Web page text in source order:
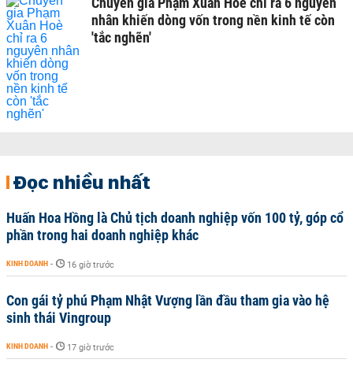
nhân khiến dòng vốn trong nền kinh tế còn
'tắc nghẽn'
Đọc nhiều nhất
Huấn Hoa Hồng là Chủ tịch doanh nghiệp vốn 100 tỷ, góp cổ
phần trong hai doanh nghiệp khác
KINH DOANH - 16 giờ trước
Con gái tỷ phú Phạm Nhật Vượng lần đầu tham gia vào hệ
sinh thái Vingroup
KINH DOANH - 17 giờ trước